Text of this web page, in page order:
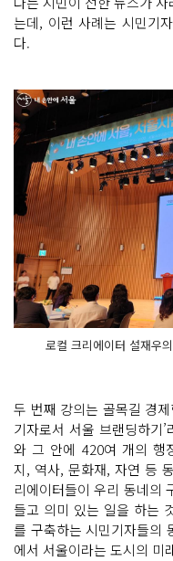
는데, 이런 사례는 시민기
다.
로컬 크리에이터 설재우
두 번째 강의는 골목길 경
기자로서 서울 브랜딩하기
와 그 안에 420여 개의 행
지, 역사, 문화재, 자연 등
리에이터들이 우리 동네의
들고 의미 있는 일을 하는
를 구축하는 시민기자들의
에서 서울이라는 도시의 미